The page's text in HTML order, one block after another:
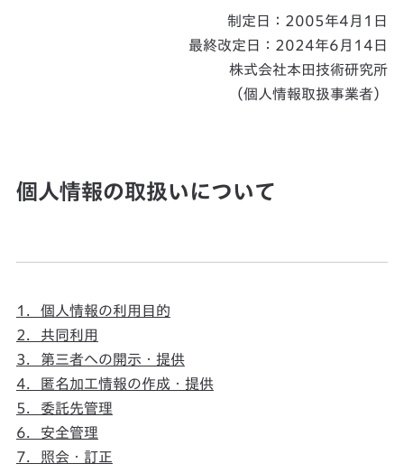
制定日：2005年4月1日
最終改定日：2024年6月14日
株式会社本田技術研究所
（個人情報取扱事業者）
個人情報の取扱いについて
1．個人情報の利用目的
2．共同利用
3．第三者への開示・提供
4．匿名加工情報の作成・提供
5．委託先管理
6．安全管理
7．照会・訂正